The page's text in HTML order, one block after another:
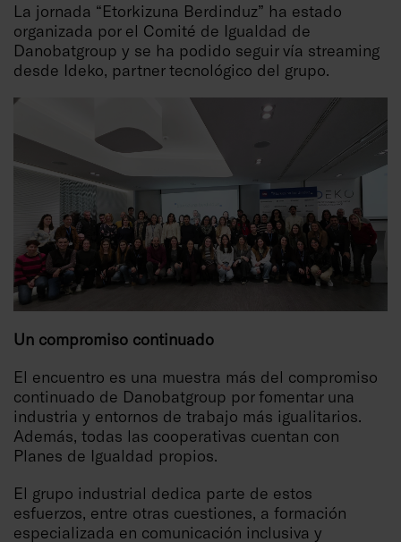
La jornada “Etorkizuna Berdinduz” ha estado
organizada por el Comité de Igualdad de
Danobatgroup y se ha podido seguir vía streaming
desde Ideko, partner tecnológico del grupo.
Un compromiso continuado
El encuentro es una muestra más del compromiso
continuado de Danobatgroup por fomentar una
industria y entornos de trabajo más igualitarios.
Además, todas las cooperativas cuentan con
Planes de Igualdad propios.
El grupo industrial dedica parte de estos
esfuerzos, entre otras cuestiones, a formación
especializada en comunicación inclusiva y